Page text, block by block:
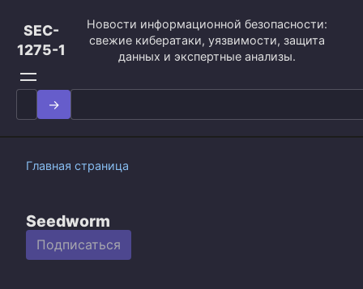
контенту
SEC-
1275-1
Новости информационной безопасности:
свежие кибератаки, уязвимости, защита
данных и экспертные анализы.
Search
for:
Главная страница
Seedworm
Подписаться